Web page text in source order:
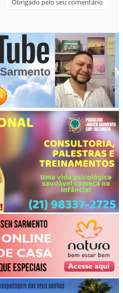
Obrigado pelo seu comentário